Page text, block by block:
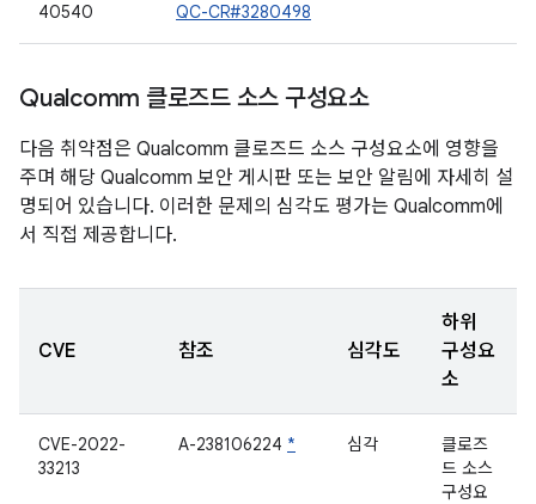
40540
QC-CR#3280498
Qualcomm 클로즈드 소스 구성요소
다음 취약점은 Qualcomm 클로즈드 소스 구성요소에 영향을
주며 해당 Qualcomm 보안 게시판 또는 보안 알림에 자세히 설
명되어 있습니다. 이러한 문제의 심각도 평가는 Qualcomm에
서 직접 제공합니다.
CVE 참조 심각도
하위
구성요
소
CVE-2022-
33213
A-238106224 * 심각
클로즈
드 소스
구성요